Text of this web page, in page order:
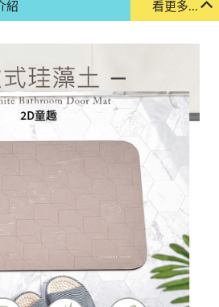
看更多...
紹